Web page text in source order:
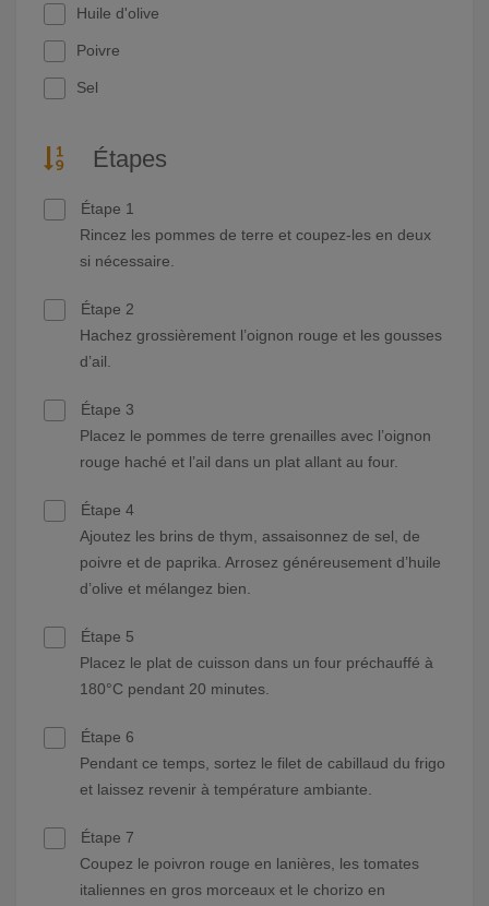
Huile d'olive
Poivre
Sel
Étapes
Étape 1
Rincez les pommes de terre et coupez-les en deux
si nécessaire.
Étape 2
Hachez grossièrement l’oignon rouge et les gousses
d’ail.
Étape 3
Placez le pommes de terre grenailles avec l’oignon
rouge haché et l’ail dans un plat allant au four.
Étape 4
Ajoutez les brins de thym, assaisonnez de sel, de
poivre et de paprika. Arrosez généreusement d’huile
d’olive et mélangez bien.
Étape 5
Placez le plat de cuisson dans un four préchauffé à
180°C pendant 20 minutes.
Étape 6
Pendant ce temps, sortez le filet de cabillaud du frigo
et laissez revenir à température ambiante.
Étape 7
Coupez le poivron rouge en lanières, les tomates
italiennes en gros morceaux et le chorizo en